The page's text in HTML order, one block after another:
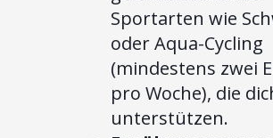
Sportarten wie
oder Aqua-Cycling
(mindestens zwei
pro Woche), die
unterstützen.